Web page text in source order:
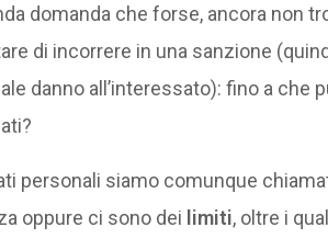
domanda che forse, ancora non
di incorrere in una sanzione
danno all’interessato): fino a che
personali siamo comunque
oppure ci sono dei limiti, oltre i